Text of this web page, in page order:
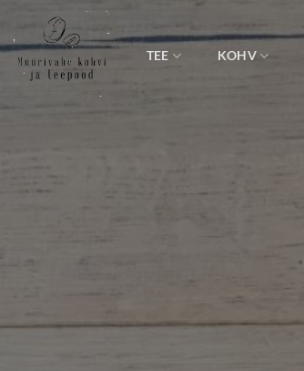
content
TEE KOHV